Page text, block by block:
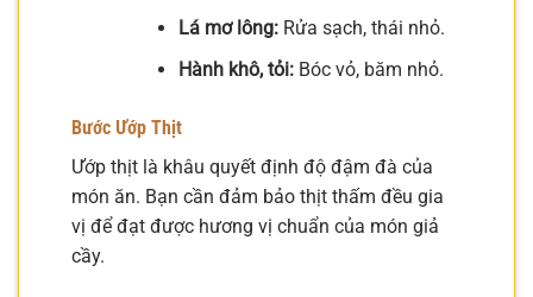
Lá mơ lông:Rửa sạch, thái nhỏ.
Hành khô, tỏi:Bóc vỏ, băm nhỏ.
Bước Ướp Thịt
Ướp thịt là khâu quyết định độ đậm đà của
món ăn. Bạn cần đảm bảo thịt thấm đều gia
vị để đạt được hương vị chuẩn của món giả
cầy.